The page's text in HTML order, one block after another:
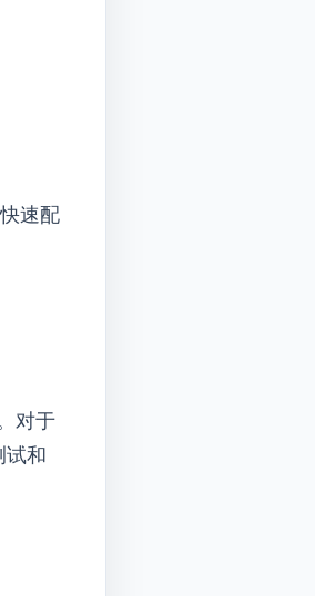
速配
对于
试和